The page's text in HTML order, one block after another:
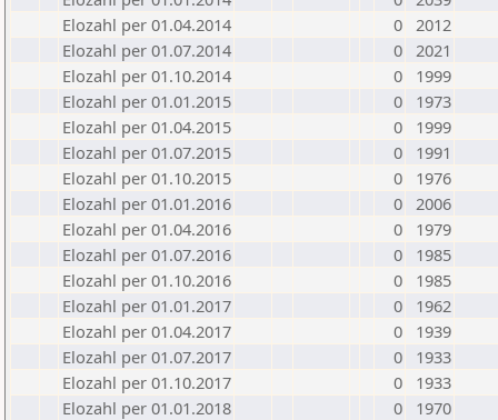
Elozahl per 01.04.2014
0 2012
Elozahl per 01.07.2014
0 2021
Elozahl per 01.10.2014
0
1999
Elozahl per 01.01.2015
0
1973
Elozahl per 01.04.2015
0
1999
Elozahl per 01.07.2015
0
1991
Elozahl per 01.10.2015
0
1976
Elozahl per 01.01.2016
0 2006
Elozahl per 01.04.2016
0
1979
Elozahl per 01.07.2016
0
1985
Elozahl per 01.10.2016
0
1985
Elozahl per 01.01.2017
0
1962
Elozahl per 01.04.2017
0
1939
Elozahl per 01.07.2017
0
1933
Elozahl per 01.10.2017
0
1933
Elozahl per 01.01.2018
0
1970